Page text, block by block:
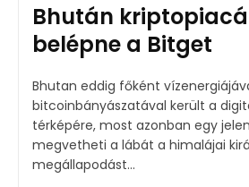
Bhután
belépne a Bitget
Bhutan eddig főként
bitcoinbányászatával került a
térképére, most azonban egy
megvetheti a lábát a himalájai
megállapodást...